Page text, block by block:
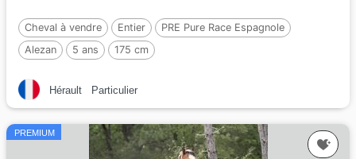
Cheval à vendre Entier
PRE Pure Race Espagnole
Alezan
5 ans
175 cm
Hérault
Particulier
PREMIUM